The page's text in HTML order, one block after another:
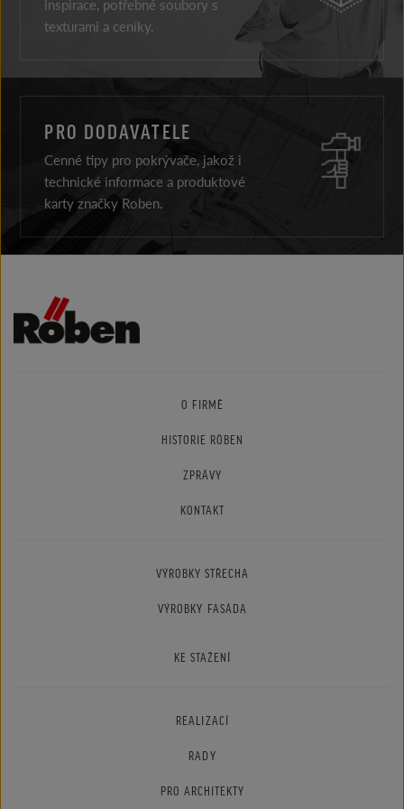
inspirace, potřebné soubory s
texturami a ceníky.
PRO DODAVATELE
Cenné tipy pro pokrývače, jakož i
technické informace a produktové
karty značky Roben.
O FIRMĚ
HISTORIE RÖBEN
ZPRÁVY
KONTAKT
VÝROBKY STŘECHA
VÝROBKY FASÁDA
KE STAŽENÍ
REALIZACÍ
RADY
PRO ARCHITEKTY